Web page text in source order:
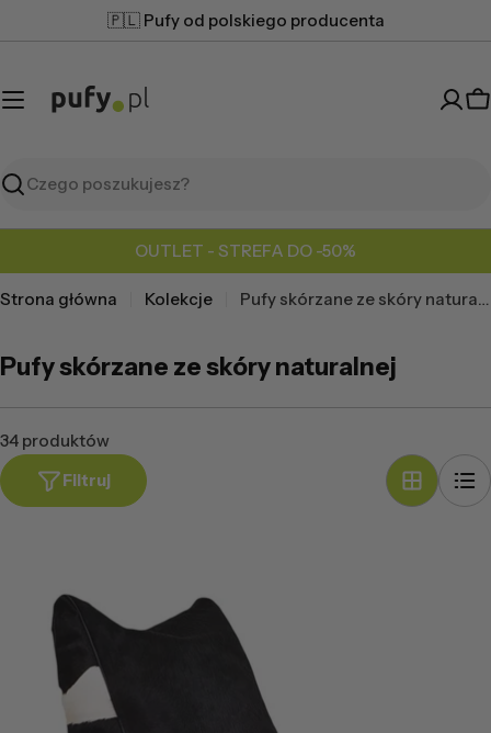
do
🇵🇱 Pufy od polskiego producenta
Szukaj
OUTLET - STREFA DO -50%
Strona główna Kolekcje Pufy skórzane ze skóry naturalnej
Pufy skórzane ze skóry naturalnej
34 produktów
Filtruj